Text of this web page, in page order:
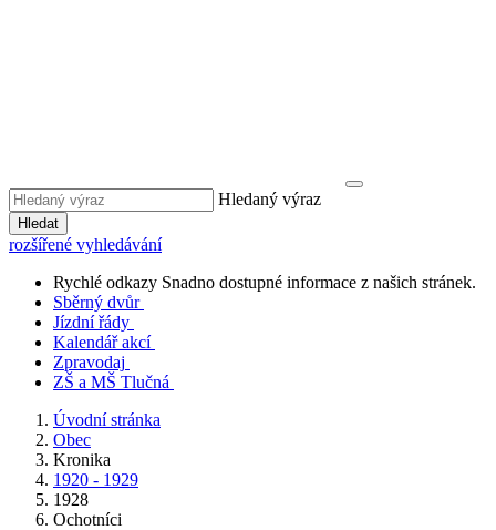
Hledaný výraz
Hledat
rozšířené vyhledávání
Rychlé odkazy Snadno dostupné informace z našich stránek.
Sběrný dvůr
Jízdní řády
Kalendář akcí
Zpravodaj
ZŠ a MŠ Tlučná
Úvodní stránka
Obec
Kronika
1920 - 1929
1928
Ochotníci